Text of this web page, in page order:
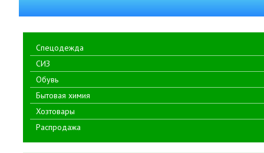
Спецодежда
СИЗ
Обувь
Бытовая химия
Хозтовары
Распродажа